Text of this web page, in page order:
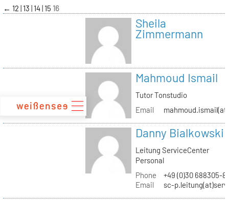
zum
Inhalt
← 12 13 14 15 16
Sheila
Zimmermann
Mahmoud Ismail
Tutor Tonstudio
Email
Danny Bialkowski
Leitung ServiceCenter
Personal
Phone
+49 (0)30 688305-
Email
sc-